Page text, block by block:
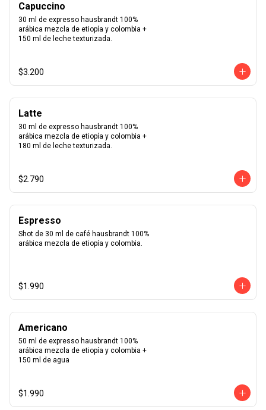
Capuccino
30 ml de expresso hausbrandt 100%
arábica mezcla de etiopía y colombia +
150 ml de leche texturizada.
$3.200
Latte
30 ml de expresso hausbrandt 100%
arábica mezcla de etiopía y colombia +
180 ml de leche texturizada.
$2.790
Espresso
Shot de 30 ml de café hausbrandt 100%
arábica mezcla de etiopía y colombia.
$1.990
Americano
50 ml de expresso hausbrandt 100%
arábica mezcla de etiopía y colombia +
150 ml de agua
$1.990